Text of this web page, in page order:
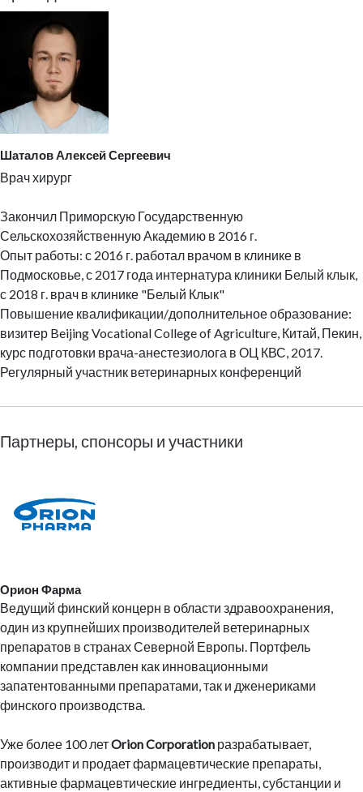
Шаталов Алексей Сергеевич
Врач хирург
Закончил Приморскую Государственную
Сельскохозяйственную Академию в 2016 г.
Опыт работы: с 2016 г. работал врачом в клинике в
Подмосковье, с 2017 года интернатура клиники Белый клык,
с 2018 г. врач в клинике "Белый Клык"
Повышение квалификации/дополнительное образование:
визитер Beijing Vocational College of Agriculture, Китай, Пекин,
курс подготовки врача-анестезиолога в ОЦ КВС, 2017.
Регулярный участник ветеринарных конференций
Партнеры, спонсоры и участники
Орион Фарма
Ведущий финский концерн в области здравоохранения,
один из крупнейших производителей ветеринарных
препаратов в странах Северной Европы. Портфель
компании представлен как инновационными
запатентованными препаратами, так и дженериками
финского производства.
Уже более 100 летOrion Corporation разрабатывает,
производит и продает фармацевтические препараты,
активные фармацевтические ингредиенты, субстанции и